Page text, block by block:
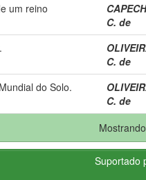
um reino
C. de
C. de
do Solo.
C. de
Suportado